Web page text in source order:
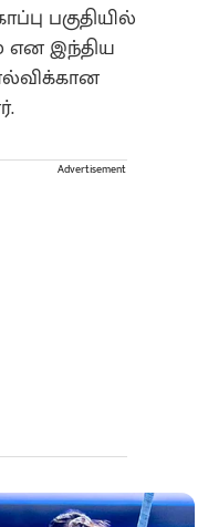
பகுதியில்
என இந்திய
Advertisement